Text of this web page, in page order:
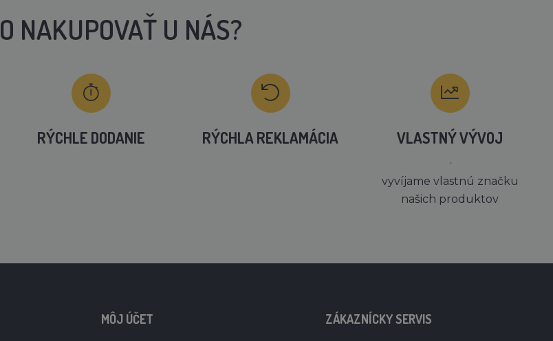
NAKUPOVAŤ U NÁS?
RÝCHLE DODANIE RÝCHLA REKLAMÁCIA VLASTNÝ VÝVOJ
´
vyvíjame vlastnú značku
našich produktov
MÔJ ÚČET ZÁKAZNÍCKY SERVIS